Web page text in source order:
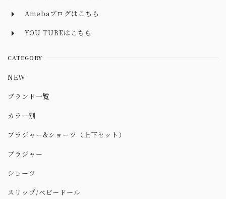
Amebaブログはこちら
YOU TUBEはこちら
CATEGORY
NEW
ブランド一覧
カラー別
ブラジャー&ショーツ（上下セット）
ブラジャー
ショーツ
スリップ/ベビードール